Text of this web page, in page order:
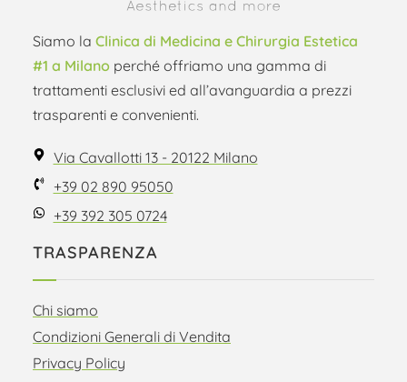
Siamo la Clinica di Medicina e Chirurgia Estetica
#1 a Milano perché offriamo una gamma di
trattamenti esclusivi ed all’avanguardia a prezzi
trasparenti e convenienti.
Via Cavallotti 13 - 20122 Milano
+39 02 890 95050
+39 392 305 0724
TRASPARENZA
Chi siamo
Condizioni Generali di Vendita
Privacy Policy